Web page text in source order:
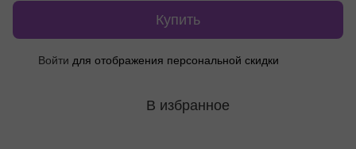
Купить
Войти для отображения персональной скидки
В избранное